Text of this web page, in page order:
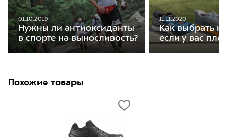
01.10.2019
Нужны ли антиоксиданты
в спорте на выносливость?
11.11.2020
Как выбрать
если у вас
Похожие товары